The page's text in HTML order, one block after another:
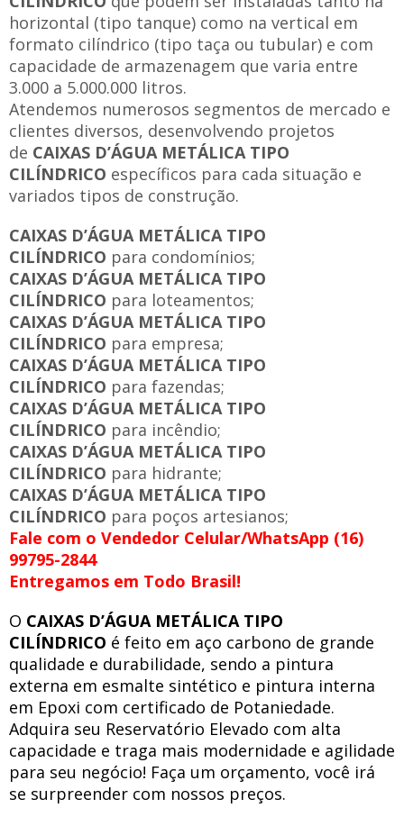
horizontal (tipo tanque) como na vertical em
formato cilíndrico (tipo taça ou tubular) e com
capacidade de armazenagem que varia entre
3.000 a 5.000.000 litros.
Atendemos numerosos segmentos de mercado e
clientes diversos, desenvolvendo projetos
de CAIXAS D’ÁGUA METÁLICA TIPO
CILÍNDRICO específicos para cada situação e
variados tipos de construção.
CAIXAS D’ÁGUA METÁLICA TIPO
CILÍNDRICO para condomínios;
CAIXAS D’ÁGUA METÁLICA TIPO
CILÍNDRICO para loteamentos;
CAIXAS D’ÁGUA METÁLICA TIPO
CILÍNDRICO para empresa;
CAIXAS D’ÁGUA METÁLICA TIPO
CILÍNDRICO para fazendas;
CAIXAS D’ÁGUA METÁLICA TIPO
CILÍNDRICO para incêndio;
CAIXAS D’ÁGUA METÁLICA TIPO
CILÍNDRICO para hidrante;
CAIXAS D’ÁGUA METÁLICA TIPO
CILÍNDRICO para poços artesianos;
Fale com o Vendedor Celular/WhatsApp (16)
99795-2844
Entregamos em Todo Brasil!
O CAIXAS D’ÁGUA METÁLICA TIPO
CILÍNDRICO é feito em aço carbono de grande
qualidade e durabilidade, sendo a pintura
externa em esmalte sintético e pintura interna
em Epoxi com certificado de Potaniedade.
Adquira seu Reservatório Elevado com alta
capacidade e traga mais modernidade e agilidade
para seu negócio! Faça um orçamento, você irá
se surpreender com nossos preços.